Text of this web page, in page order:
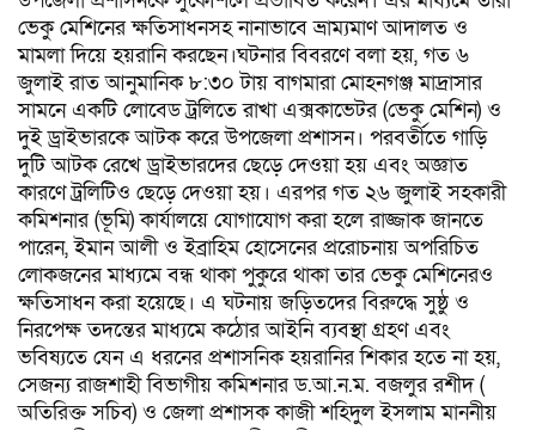
ভেকু মেশিনের ক্ষতিসাধনসহ নানাভাবে ভ্রাম্যমাণ আদালত ও
মামলা দিয়ে হয়রানি করছেন।​ঘটনার বিবরণে বলা হয়, গত ৬
জুলাই রাত আনুমানিক ৮:৩০ টায় বাগমারা মোহনগঞ্জ মাদ্রাসার
সামনে একটি লোবেড ট্রলিতে রাখা এক্সকাভেটর (ভেকু মেশিন) ও
দুই ড্রাইভারকে আটক করে উপজেলা প্রশাসন। পরবর্তীতে গাড়ি
দুটি আটক রেখে ড্রাইভারদের ছেড়ে দেওয়া হয় এবং অজ্ঞাত
কারণে ট্রলিটিও ছেড়ে দেওয়া হয়। এরপর গত ২৬ জুলাই সহকারী
কমিশনার (ভূমি) কার্যালয়ে যোগাযোগ করা হলে রাজ্জাক জানতে
পারেন, ইমান আলী ও ইব্রাহিম হোসেনের প্ররোচনায় অপরিচিত
লোকজনের মাধ্যমে বন্ধ থাকা পুকুরে থাকা তার ভেকু মেশিনেরও
ক্ষতিসাধন করা হয়েছে।​ এ ঘটনায় জড়িতদের বিরুদ্ধে সুষ্ঠু ও
নিরপেক্ষ তদন্তের মাধ্যমে কঠোর আইনি ব্যবস্থা গ্রহণ এবং
ভবিষ্যতে যেন এ ধরনের প্রশাসনিক হয়রানির শিকার হতে না হয়,
সেজন্য রাজশাহী বিভাগীয় কমিশনার ড.আ.ন.ম. বজলুর রশীদ (
অতিরিক্ত সচিব) ও জেলা প্রশাসক কাজী শহিদুল ইসলাম মাননীয়